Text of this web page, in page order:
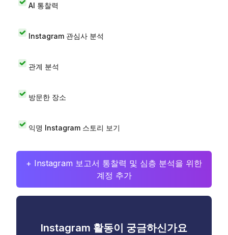
AI 통찰력
Instagram 관심사 분석
관계 분석
방문한 장소
익명 Instagram 스토리 보기
+ Instagram 보고서 통찰력 및 심층 분석을 위한
계정 추가
Instagram 활동이 궁금하신가요